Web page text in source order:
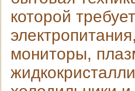
которой
мониторы,